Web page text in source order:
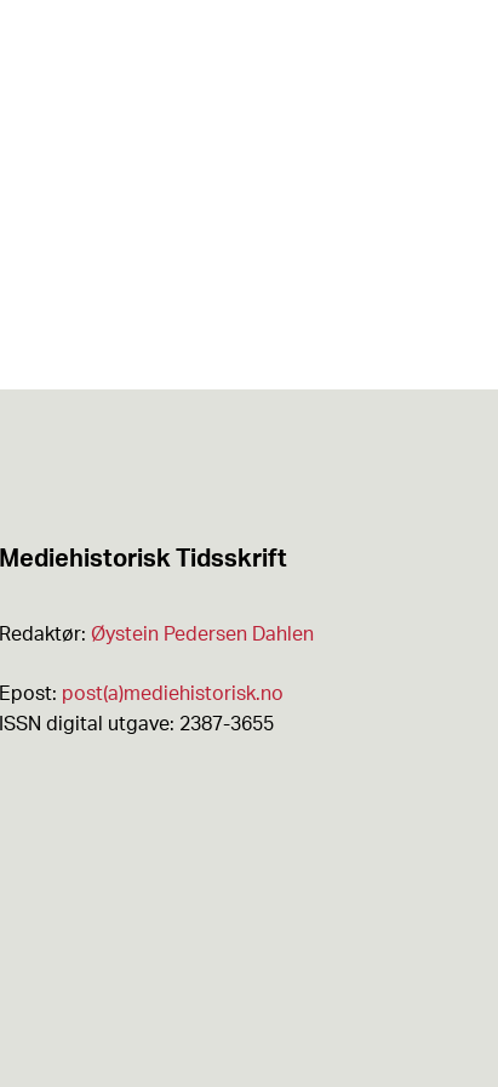
Mediehistorisk Tidsskrift
Redaktør: Øystein Pedersen Dahlen
Epost: post(a)mediehistorisk.no
ISSN digital utgave: 2387-3655